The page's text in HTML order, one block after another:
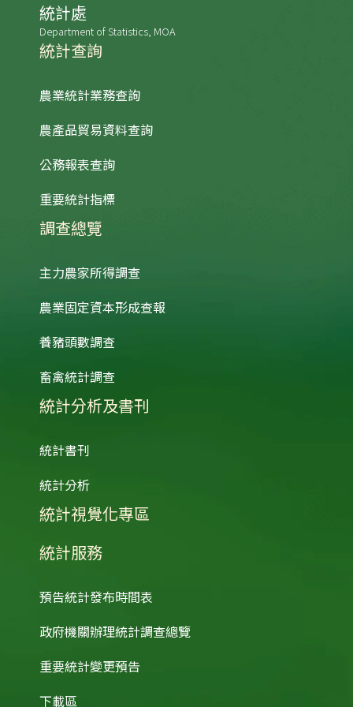
統計處
Department of Statistics, MOA
統計查詢
農業統計業務查詢
農產品貿易資料查詢
公務報表查詢
重要統計指標
調查總覽
主力農家所得調查
農業固定資本形成查報
養豬頭數調查
畜禽統計調查
統計分析及書刊
統計書刊
統計分析
統計視覺化專區
統計服務
預告統計發布時間表
政府機關辦理統計調查總覽
重要統計變更預告
下載區